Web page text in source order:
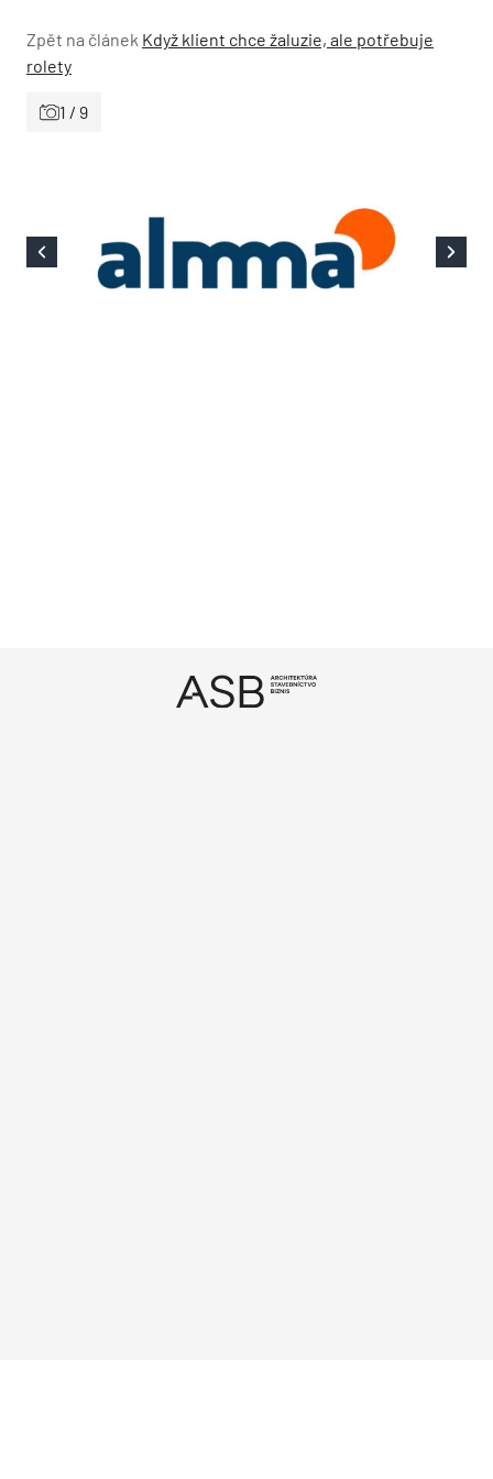
Zpět na článek Když klient chce žaluzie, ale potřebuje
rolety
1 / 9